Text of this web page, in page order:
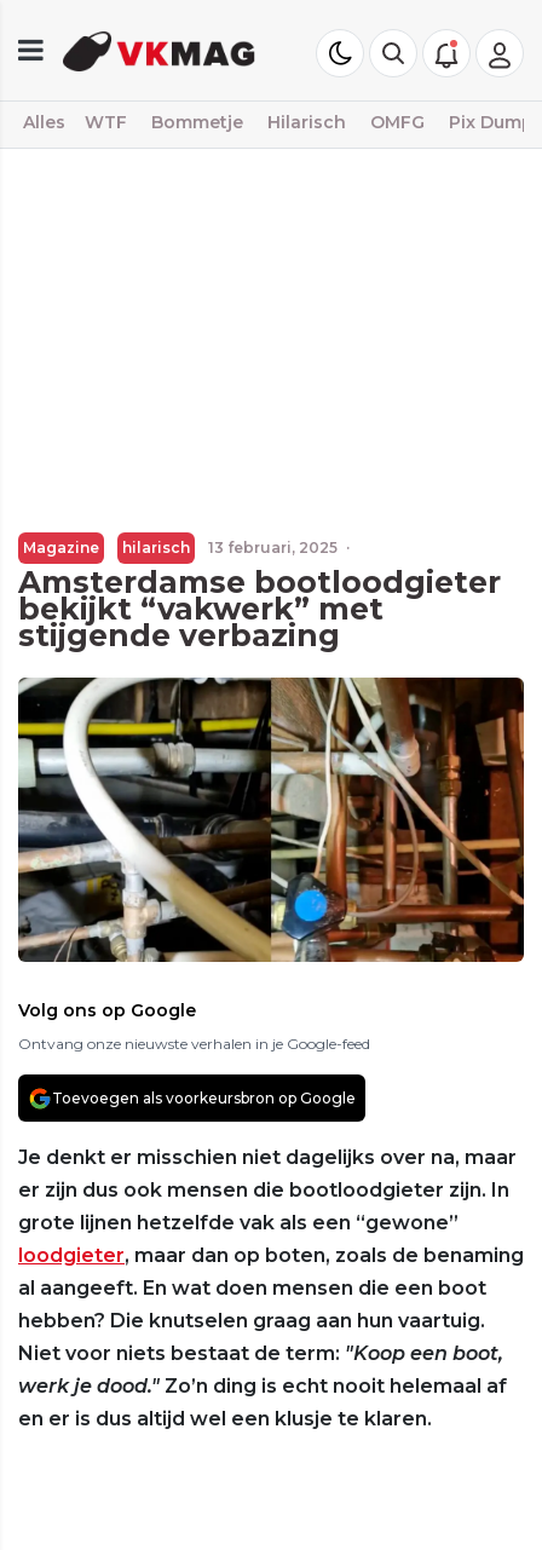
Alles WTF Bommetje Hilarisch OMFG Pix Dump
Magazine hilarisch 13 februari, 2025 ·
Amsterdamse bootloodgieter
bekijkt “vakwerk” met
stijgende verbazing
Volg ons op Google
Ontvang onze nieuwste verhalen in je Google-feed
Toevoegen als voorkeursbron op Google
Je denkt er misschien niet dagelijks over na, maar
er zijn dus ook mensen die bootloodgieter zijn. In
grote lijnen hetzelfde vak als een “gewone”
loodgieter, maar dan op boten, zoals de benaming
al aangeeft. En wat doen mensen die een boot
hebben? Die knutselen graag aan hun vaartuig.
Niet voor niets bestaat de term: "Koop een boot,
werk je dood." Zo’n ding is echt nooit helemaal af
en er is dus altijd wel een klusje te klaren.